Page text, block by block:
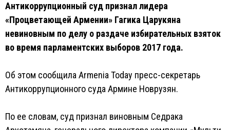
Антикоррупционный суд признал лидера
«Процветающей Армении» Гагика Царукяна
невиновным по делу о раздаче избирательных взяток
во время парламентских выборов 2017 года.
Об этом сообщила Armenia Today пресс-секретарь
Антикоррупционного суда Армине Новрузян.
По ее словам, суд признал виновным Седрака